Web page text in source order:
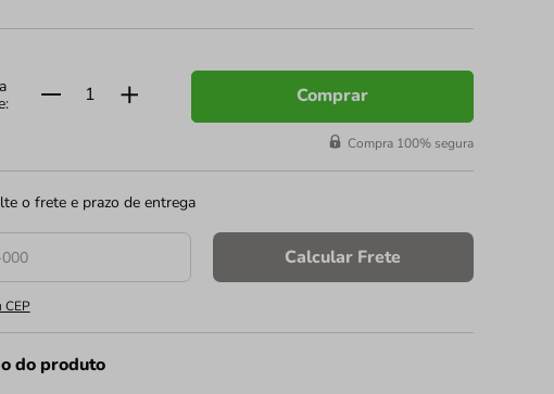
Comprar
Compra 100% segura
o frete e prazo de entrega
Calcular Frete
CEP
do produto